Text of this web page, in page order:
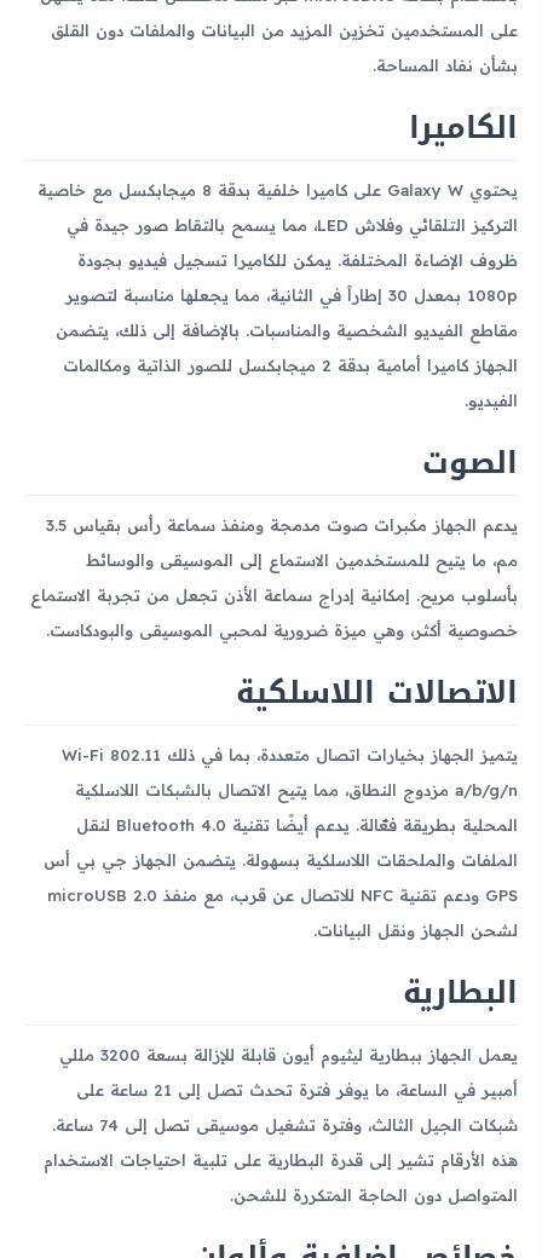
على المستخدمين تخزين المزيد من البيانات والملفات دون القلق
بشأن نفاد المساحة.
الكاميرا
يحتوي Galaxy W على كاميرا خلفية بدقة 8 ميجابكسل مع خاصية
التركيز التلقائي وفلاش LED، مما يسمح بالتقاط صور جيدة في
ظروف الإضاءة المختلفة. يمكن للكاميرا تسجيل فيديو بجودة
1080p بمعدل 30 إطاراً في الثانية، مما يجعلها مناسبة لتصوير
مقاطع الفيديو الشخصية والمناسبات. بالإضافة إلى ذلك، يتضمن
الجهاز كاميرا أمامية بدقة 2 ميجابكسل للصور الذاتية ومكالمات
الفيديو.
الصوت
يدعم الجهاز مكبرات صوت مدمجة ومنفذ سماعة رأس بقياس 3.5
مم، ما يتيح للمستخدمين الاستماع إلى الموسيقى والوسائط
بأسلوب مريح. إمكانية إدراج سماعة الأذن تجعل من تجربة الاستماع
خصوصية أكثر، وهي ميزة ضرورية لمحبي الموسيقى والبودكاست.
الاتصالات اللاسلكية
يتميز الجهاز بخيارات اتصال متعددة، بما في ذلك Wi-Fi 802.11
a/b/g/n مزدوج النطاق، مما يتيح الاتصال بالشبكات اللاسلكية
المحلية بطريقة فعّالة. يدعم أيضًا تقنية Bluetooth 4.0 لنقل
الملفات والملحقات اللاسلكية بسهولة. يتضمن الجهاز جي بي أس
GPS ودعم تقنية NFC للاتصال عن قرب، مع منفذ microUSB 2.0
لشحن الجهاز ونقل البيانات.
البطارية
يعمل الجهاز ببطارية ليثيوم أيون قابلة للإزالة بسعة 3200 مللي
أمبير في الساعة، ما يوفر فترة تحدث تصل إلى 21 ساعة على
شبكات الجيل الثالث، وفترة تشغيل موسيقى تصل إلى 74 ساعة.
هذه الأرقام تشير إلى قدرة البطارية على تلبية احتياجات الاستخدام
المتواصل دون الحاجة المتكررة للشحن.